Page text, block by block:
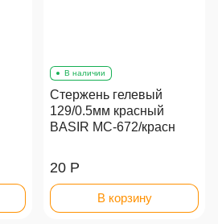
В наличии
Стержень гелевый
129/0.5мм красный
BASIR МС-672/красн
20 Р
В корзину